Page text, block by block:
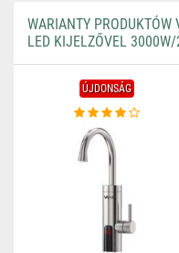
WARIANTY PRODUKTÓW
LED KIJELZŐVEL
ÚJDONSÁG